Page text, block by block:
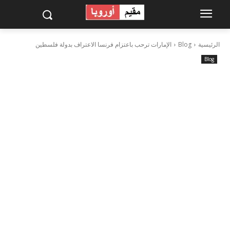
الرئيسية Blog الإمارات ترحب باعتزام فرنسا الاعتراف بدولة فلسطين
Blog